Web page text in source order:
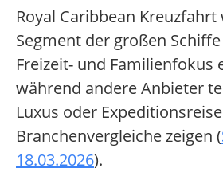
Royal Caribbean
Segment der großen
Freizeit- und Familienfokus
während andere Anbieter
Luxus oder
Branchenvergleiche zeigen (
18.03.2026).